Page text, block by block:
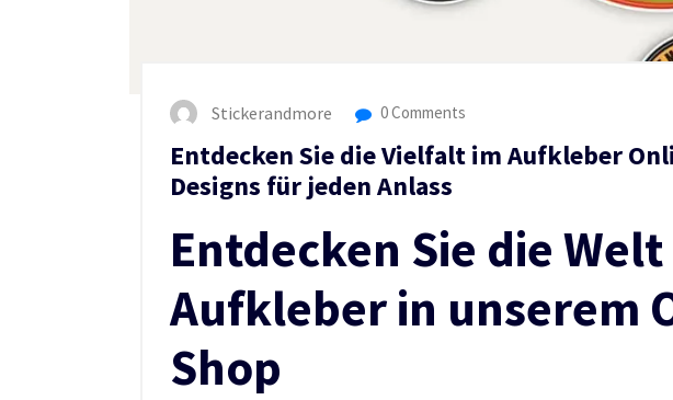
Stickerandmore 0 Comments
Entdecken Sie die Vielfalt im Aufkleber
Designs für jeden Anlass
Entdecken Sie die
Aufkleber in unserem
Shop